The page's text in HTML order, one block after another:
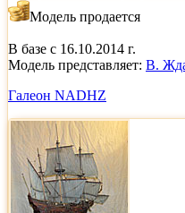
Модель продается
В базе с 16.10.2014 г.
Модель представляет: В.
Галеон NADHZ